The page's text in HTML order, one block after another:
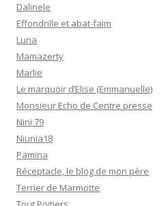
Dalinele
Effondrille et abat-faim
Luna
Mamazerty
Marlie
Le marquoir d’Elise (Emmanuelle)
Monsieur Echo de Centre presse
Nini 79
Niunia18
Pamina
Réceptacle, le blog de mon père
Terrier de Marmotte